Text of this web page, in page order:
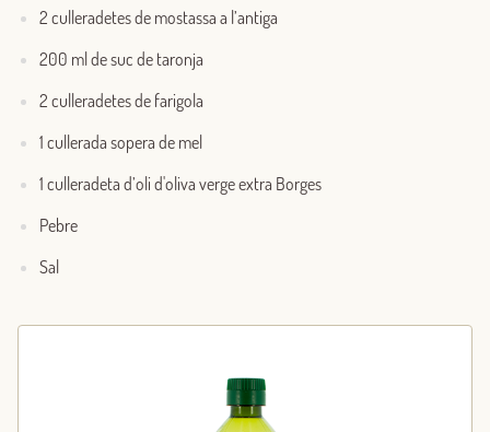
2 culleradetes de mostassa a l’antiga
200 ml de suc de taronja
2 culleradetes de farigola
1 cullerada sopera de mel
1 culleradeta d’oli d'oliva verge extra Borges
Pebre
Sal